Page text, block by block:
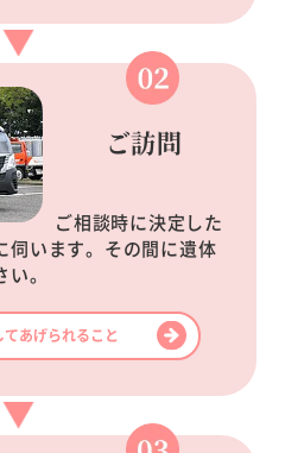
ご訪問
ご相談時に決定した
伺います。その間に遺体
。
あげられること